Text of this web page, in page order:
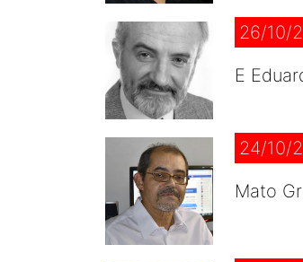
26/10/
E
24/10/
Mato